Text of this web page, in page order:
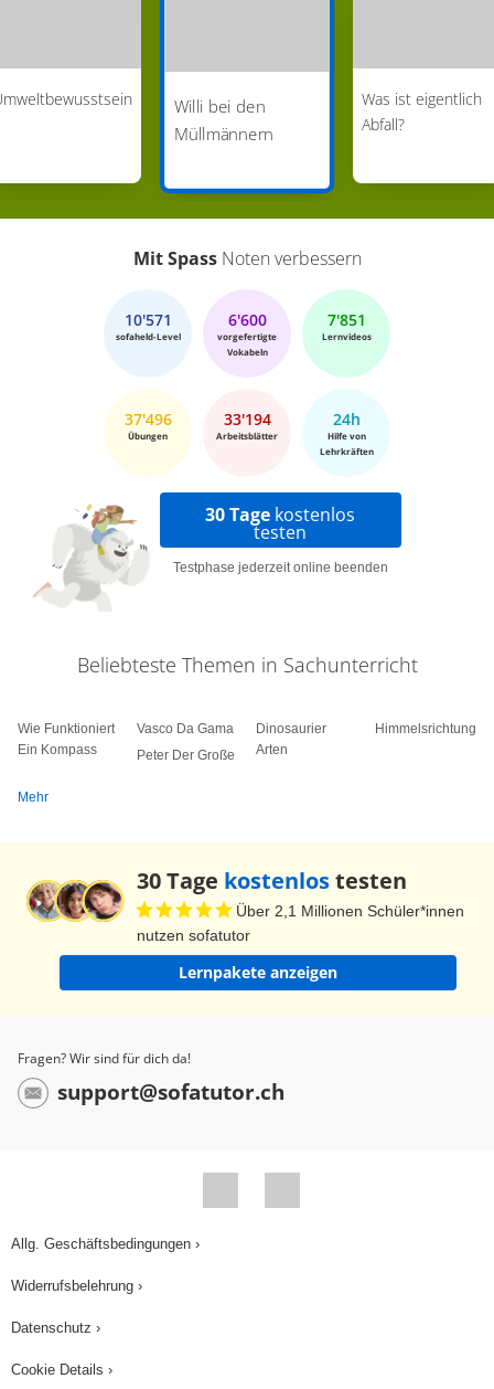
Willi bei den
Müllmännern
Was ist eigentlich
Abfall?
Mit SpassNoten verbessern
10'571
sofaheld-Level
6'600
vorgefertigte
Vokabeln
7'851
Lernvideos
37'496
Übungen
33'194
Arbeitsblätter
24h
Hilfe von
Lehrkräften
30 Tage kostenlos
testen
Testphase jederzeit online beenden
Beliebteste Themen in Sachunterricht
Wie Funktioniert
Ein Kompass
Vasco Da Gama
Peter Der Große
Dinosaurier
Arten
Himmelsrichtungen
Mehr
30 Tage kostenlostesten
Über 2,1 Millionen Schüler*innen
nutzen sofatutor
Lernpakete anzeigen
Fragen? Wir sind für dich da!
support@sofatutor.ch
Allg. Geschäftsbedingungen ›
Widerrufsbelehrung ›
Datenschutz ›
Cookie Details ›